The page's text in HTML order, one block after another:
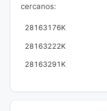
cercanos:
28163176K
28163222K
28163291K